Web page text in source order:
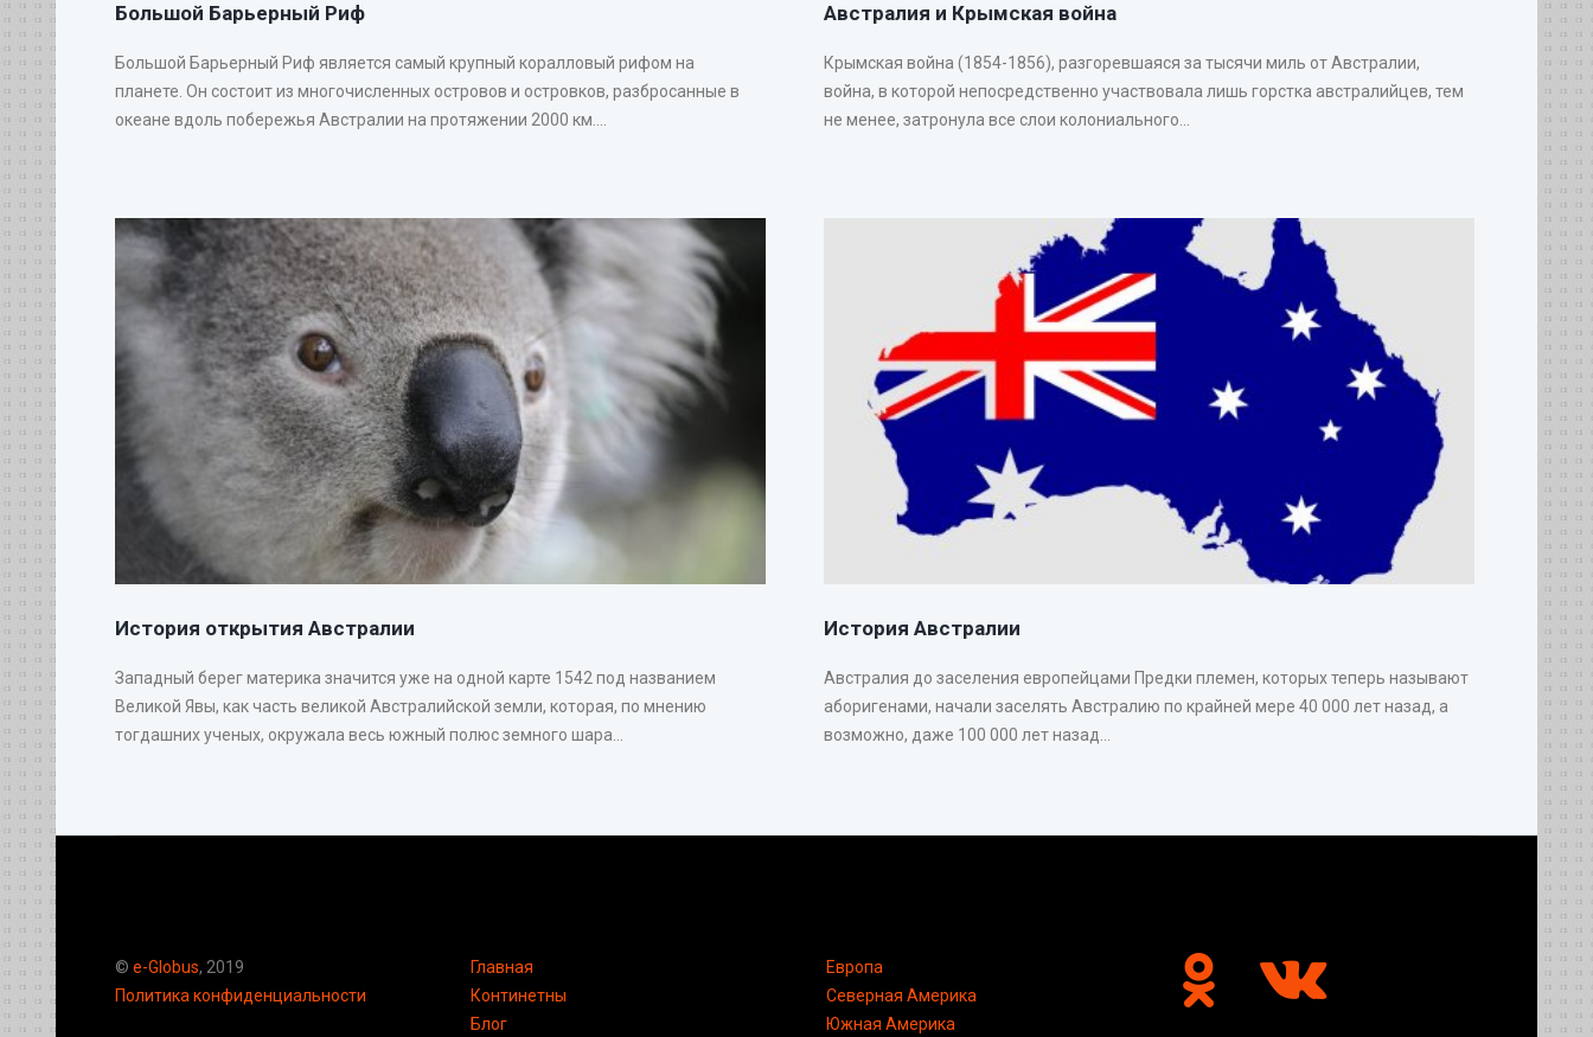
Большой Барьерный Риф
Большой Барьерный Риф является самый крупный коралловый рифом на
планете. Он состоит из многочисленных островов и островков, разбросанные в
океане вдоль побережья Австралии на протяжении 2000 км....
Австралия и Крымская война
Крымская война (1854-1856), разгоревшаяся за тысячи миль от Австралии,
война, в которой непосредственно участвовала лишь горстка австралийцев, тем
не менее, затронула все слои колониального...
История открытия Австралии
Западный берег материка значится уже на одной карте 1542 под названием
Великой Явы, как часть великой Австралийской земли, которая, по мнению
тогдашних ученых, окружала весь южный полюс земного шара...
История Австралии
Австралия до заселения европейцами Предки племен, которых теперь называют
аборигенами, начали заселять Австралию по крайней мере 40 000 лет назад, а
возможно, даже 100 000 лет назад...
© e-Globus, 2019
Политика конфиденциальности
Главная
Континетны
Блог
Европа
Северная Америка
Южная Америка